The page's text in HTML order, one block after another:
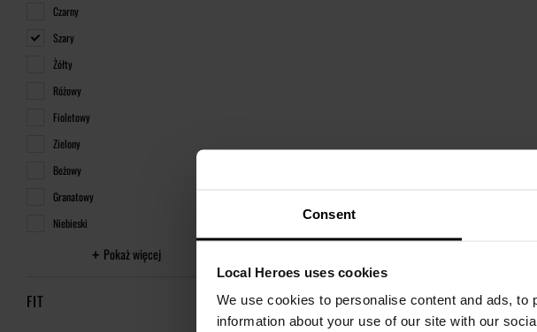
Consent
Local Heroes uses cookies
We use cookies to personalise content and ads,
information about your use of our site with our
Czarny
Szary
Żółty
Różowy
Fioletowy
Zielony
Beżowy
Granatowy
Niebieski
Pokaż więcej
FIT